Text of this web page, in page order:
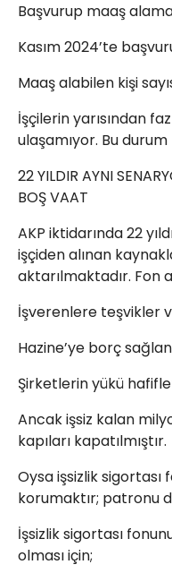
Başvurup maaş
Kasım 2024’te
Maaş alabilen kişi
İşçilerin yarısından
ulaşamıyor. Bu
22 YILDIR AYNI
BOŞ VAAT
AKP iktidarında 22
işçiden alınan
aktarılmaktadır. Fon
İşverenlere teşvikler
Hazine’ye borç
Şirketlerin yükü
Ancak işsiz kalan
kapıları kapatılmıştır.
Oysa işsizlik sigortası
korumaktır; patronu
İşsizlik sigortası
olması için;